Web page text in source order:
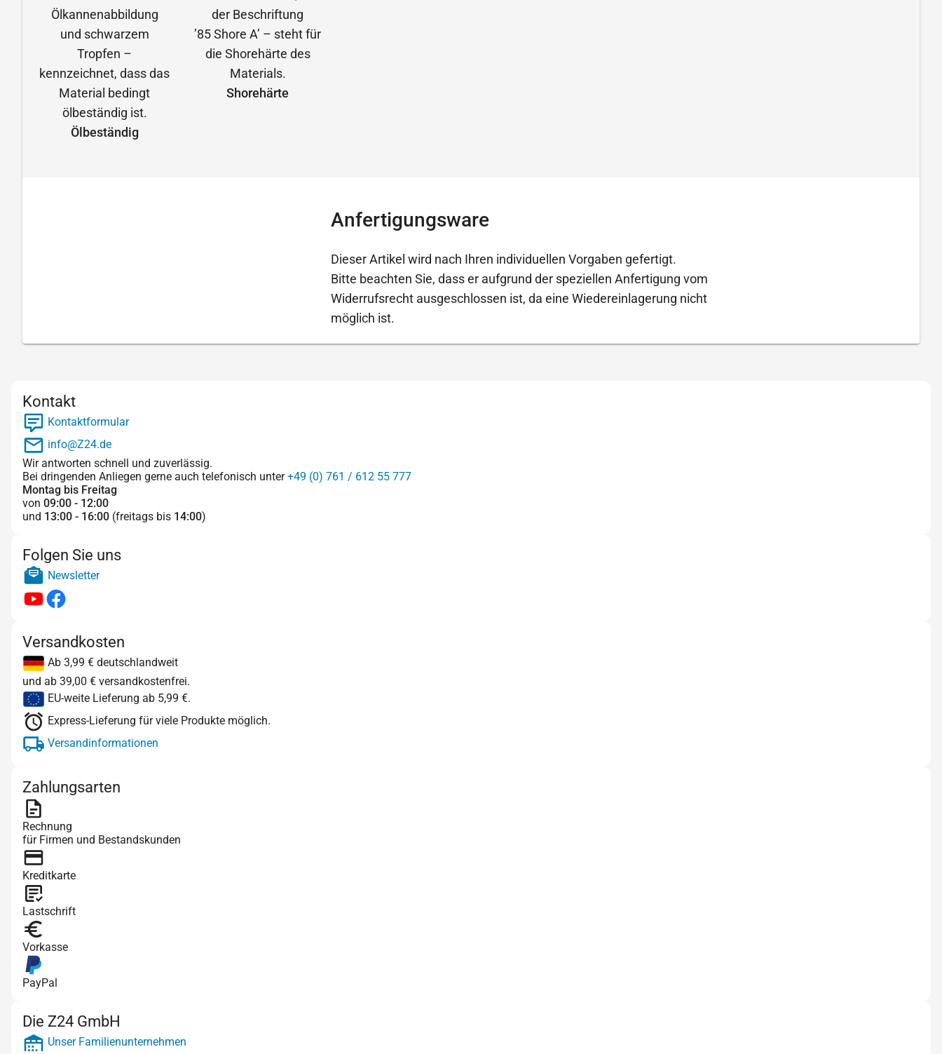
Ölbeständig
Shorehärte
Anfertigungsware
Dieser Artikel wird nach Ihren individuellen Vorgaben gefertigt.
Bitte beachten Sie, dass er aufgrund der speziellen Anfertigung vom
Widerrufsrecht ausgeschlossen ist, da eine Wiedereinlagerung nicht
möglich ist.
Kontakt
Kontaktformular
info@Z24.de
Wir antworten schnell und zuverlässig.
Bei dringenden Anliegen gerne auch telefonisch unter+49 (0) 761 / 612 55 777
Montag bis Freitag
von 09:00 - 12:00
und 13:00 - 16:00 (freitags bis 14:00)
Folgen Sie uns
Newsletter
Versandkosten
Ab 3,99 € deutschlandweit
und ab 39,00 € versandkostenfrei.
EU-weite Lieferung ab 5,99 €.
Express-Lieferung für viele Produkte möglich.
Versandinformationen
Zahlungsarten
Rechnung
für Firmen und Bestandskunden
Kreditkarte
Lastschrift
Vorkasse
PayPal
Die Z24 GmbH
Unser Familienunternehmen